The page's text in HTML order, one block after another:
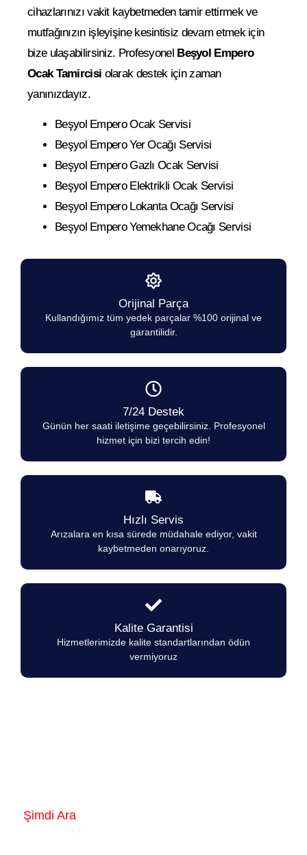
cihazlarınızı vakit kaybetmeden tamir ettirmek ve
mutfağınızın işleyişine kesintisiz devam etmek için
bize ulaşabilirsiniz. Profesyonel Beşyol Empero
Ocak Tamircisi olarak destek için zaman
yanınızdayız.
Beşyol Empero Ocak Servisi
Beşyol Empero Yer Ocağı Servisi
Beşyol Empero Gazlı Ocak Servisi
Beşyol Empero Elektrikli Ocak Servisi
Beşyol Empero Lokanta Ocağı Servisi
Beşyol Empero Yemekhane Ocağı Servisi
Orijinal Parça
Kullandığımız tüm yedek parçalar %100 orijinal ve
garantilidir.
7/24 Destek
Günün her saati iletişime geçebilirsiniz. Profesyonel
hizmet için bizi tercih edin!
Hızlı Servis
Arızalara en kısa sürede müdahale ediyor, vakit
kaybetmeden onarıyoruz.
Kalite Garantisi
Hizmetlerimizde kalite standartlarından ödün
vermiyoruz
Şimdi Ara